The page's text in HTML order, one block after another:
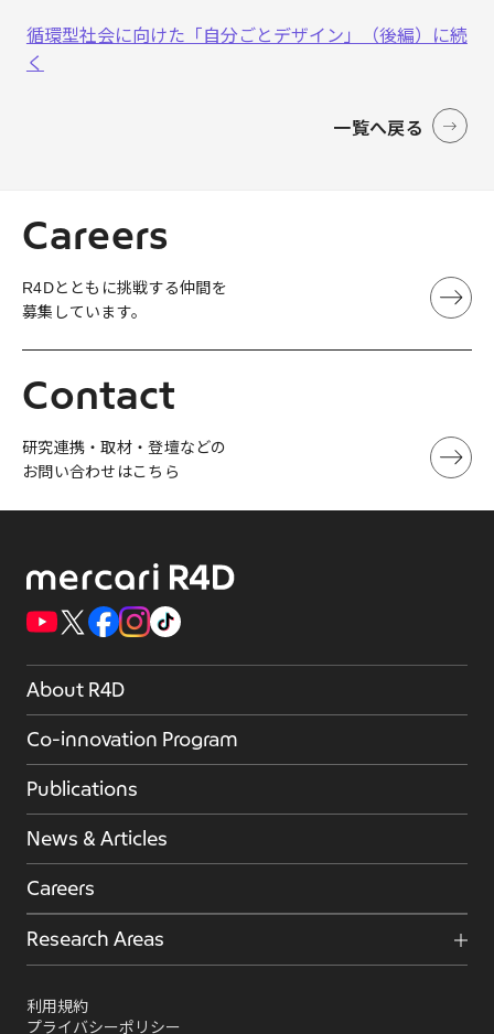
循環型社会に向けた「自分ごとデザイン」（後編）に続
く
一覧へ戻る
Careers
R4Dとともに挑戦する仲間を
募集しています。
Contact
研究連携・取材・登壇などの
お問い合わせはこちら
About R4D
Co-innovation Program
Publications
News & Articles
Careers
Research Areas
利用規約
プライバシーポリシー